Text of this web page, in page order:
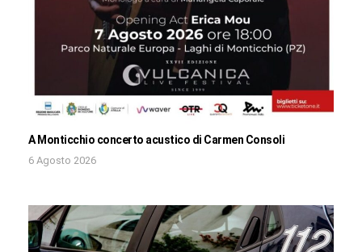
A Monticchio concerto acustico di Carmen Consoli
6 Agosto 2026